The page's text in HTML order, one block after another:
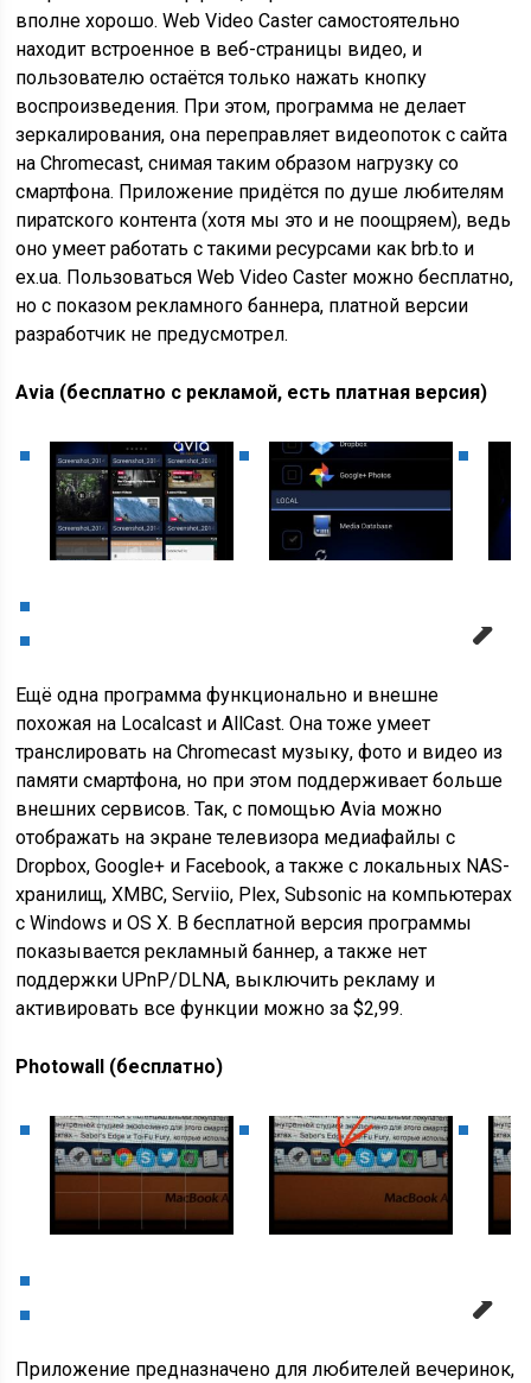
вполне хорошо. Web Video Caster самостоятельно
находит встроенное в веб-страницы видео, и
пользователю остаётся только нажать кнопку
воспроизведения. При этом, программа не делает
зеркалирования, она переправляет видеопоток с сайта
на Chromecast, снимая таким образом нагрузку со
смартфона. Приложение придётся по душе любителям
пиратского контента (хотя мы это и не поощряем), ведь
оно умеет работать с такими ресурсами как brb.to и
ex.ua. Пользоваться Web Video Caster можно бесплатно,
но с показом рекламного баннера, платной версии
разработчик не предусмотрел.
Avia (бесплатно с рекламой, есть платная версия)
Ещё одна программа функционально и внешне
похожая на Localcast и AllCast. Она тоже умеет
транслировать на Chromecast музыку, фото и видео из
памяти смартфона, но при этом поддерживает больше
внешних сервисов. Так, с помощью Avia можно
отображать на экране телевизора медиафайлы с
Dropbox, Google+ и Facebook, а также с локальных NAS-
хранилищ, XMBC, Serviio, Plex, Subsonic на компьютерах
с Windows и OS X. В бесплатной версия программы
показывается рекламный баннер, а также нет
поддержки UPnP/DLNA, выключить рекламу и
активировать все функции можно за $2,99.
Photowall (бесплатно)
Приложение предназначено для любителей вечеринок,